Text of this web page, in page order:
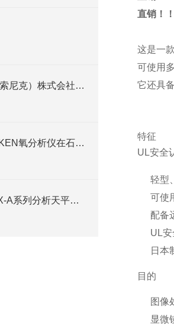
日本SONIC（索尼克）株式会社——超声波测量技术专业制造商
DAIICHI NEKKEN氧分析仪在石油化工行业的应用
AND爱安德GX-A系列分析天平的技术特点与选型指南【池田屋商社】
直销！
这是一
可使用
它还具
特征
UL安全
轻型
可使
配备
UL
日本
目的
图像
显微